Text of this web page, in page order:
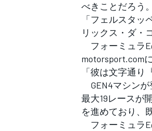
べきことだろう。
「フェルスタ
リックス・ダ・
フォーミュラE
motorsport.com
「彼は文字通り
GEN4マシンが
最大19レースが
を進めており、
フォーミュラE